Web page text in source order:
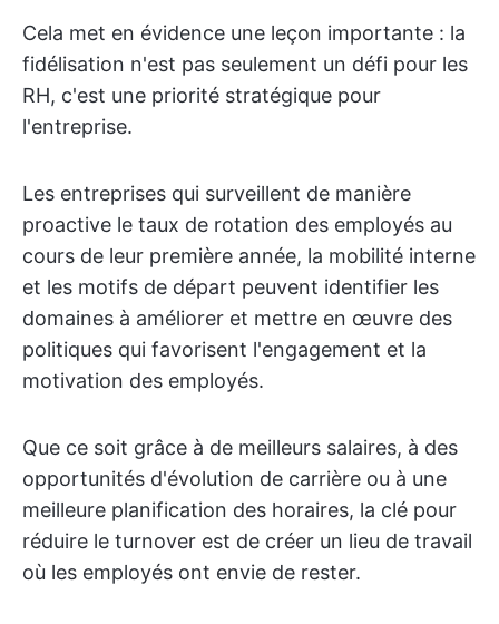
Cela met en évidence une leçon importante : la
fidélisation n'est pas seulement un défi pour les
RH, c'est une priorité stratégique pour
l'entreprise.
Les entreprises qui surveillent de manière
proactive le taux de rotation des employés au
cours de leur première année, la mobilité interne
et les motifs de départ peuvent identifier les
domaines à améliorer et mettre en œuvre des
politiques qui favorisent l'engagement et la
motivation des employés.
Que ce soit grâce à de meilleurs salaires, à des
opportunités d'évolution de carrière ou à une
meilleure planification des horaires, la clé pour
réduire le turnover est de créer un lieu de travail
où les employés ont envie de rester.